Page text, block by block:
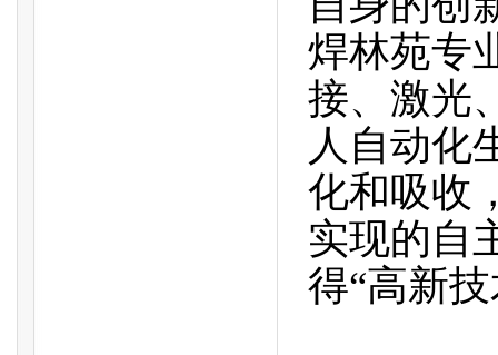
焊林苑专
接、激光
人自动化
化和吸收
实现的自
得“高新